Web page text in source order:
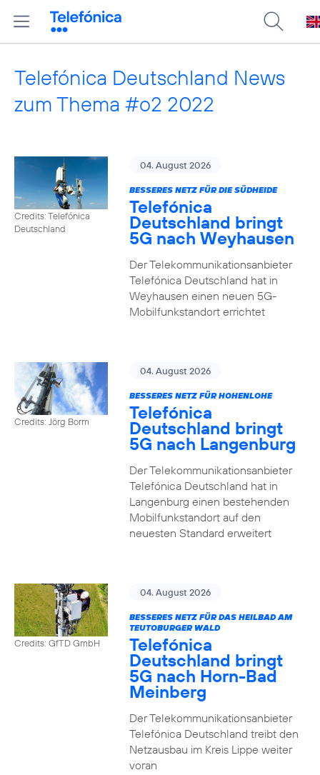
Telefónica Deutschland News
zum Thema #o2 2022
Credits: Telefónica
Deutschland
04. August 2026
BESSERES NETZ FÜR DIE SÜDHEIDE
Telefónica
Deutschland bringt
5G nach Weyhausen
Der Telekommunikationsanbieter
Telefónica Deutschland hat in
Weyhausen einen neuen 5G-
Mobilfunkstandort errichtet
Credits: Jörg Borm
04. August 2026
BESSERES NETZ FÜR HOHENLOHE
Telefónica
Deutschland bringt
5G nach Langenburg
Der Telekommunikationsanbieter
Telefónica Deutschland hat in
Langenburg einen bestehenden
Mobilfunkstandort auf den
neuesten Standard erweitert
Credits: GfTD GmbH
04. August 2026
BESSERES NETZ FÜR DAS HEILBAD AM
TEUTOBURGER WALD
Telefónica
Deutschland bringt
5G nach Horn-Bad
Meinberg
Der Telekommunikationsanbieter
Telefónica Deutschland treibt den
Netzausbau im Kreis Lippe weiter
voran